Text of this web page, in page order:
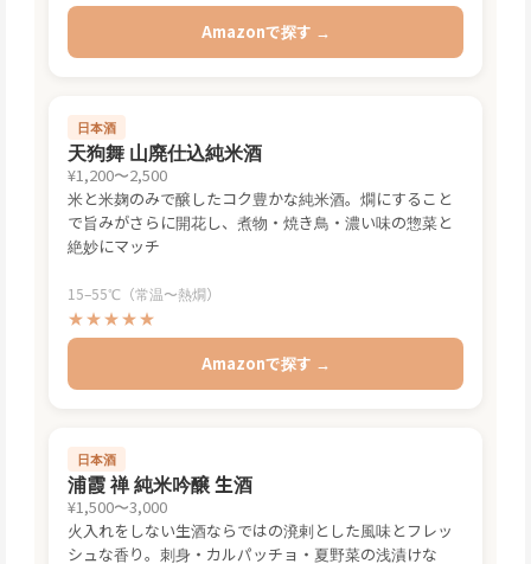
Amazonで探す →
日本酒
天狗舞 山廃仕込純米酒
¥1,200〜2,500
米と米麹のみで醸したコク豊かな純米酒。燗にすること
で旨みがさらに開花し、煮物・焼き鳥・濃い味の惣菜と
絶妙にマッチ
15–55℃（常温〜熱燗）
★★★★★
Amazonで探す →
日本酒
浦霞 禅 純米吟醸 生酒
¥1,500〜3,000
火入れをしない生酒ならではの溌剌とした風味とフレッ
シュな香り。刺身・カルパッチョ・夏野菜の浅漬けな